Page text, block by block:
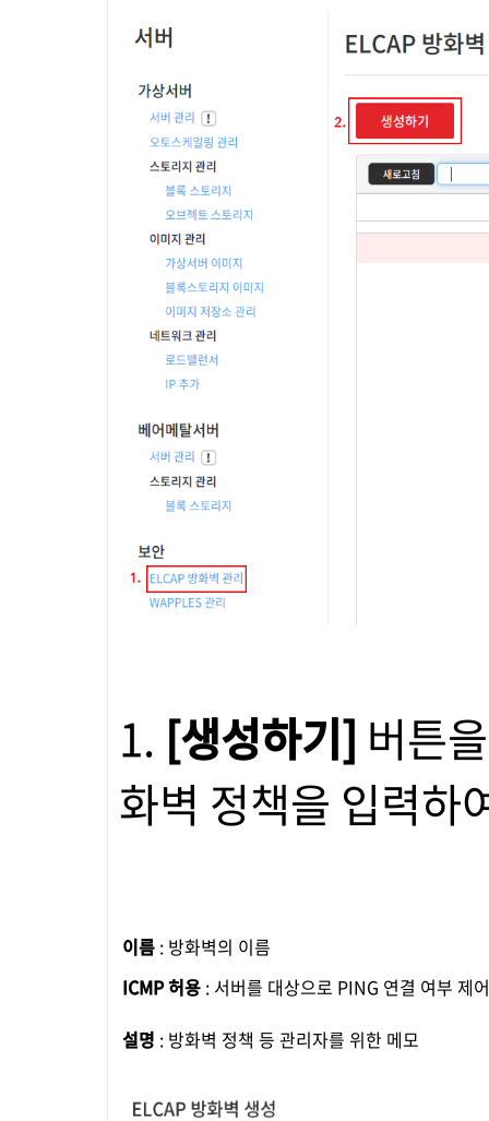
1. [생성하기] 버튼
화벽 정책을 입력하
이름 : 방화벽의 이름
ICMP 허용 : 서버를 대상으로 PING 연결 여부 제어
설명 : 방화벽 정책 등 관리자를 위한 메모